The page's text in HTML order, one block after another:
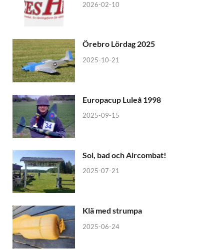
2026-02-10
Örebro Lördag 2025
2025-10-21
Europacup Luleå 1998
2025-09-15
Sol, bad och Aircombat!
2025-07-21
Klä med strumpa
2025-06-24